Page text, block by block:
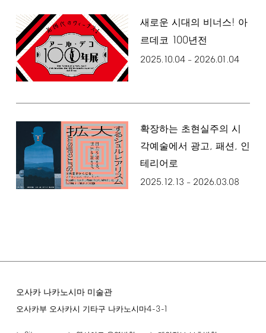
새로운 시대의 비너스! 아
르데코 100년전
2025.10.04– 2026.01.04
확장하는 초현실주의 시
각예술에서 광고, 패션, 인
테리어로
2025.12.13 – 2026.03.08
오사카 나카노시마 미술관
오사카부 오사카시 기타구 나카노시마4-3-1